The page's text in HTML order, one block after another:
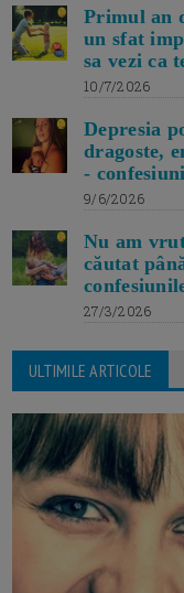
Primul an
un sfat
sa vezi ca
10/7/2026
Depresia
dragoste,
- confesiuni
9/6/2026
Nu am
căutat
27/3/2026
ULTIMILE ARTICOLE